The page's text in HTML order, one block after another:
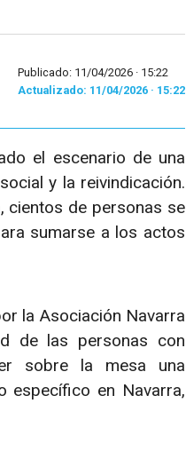
Publicado: 11/04/2026 · 15:22
Actualizado: 11/04/2026 · 15:22
el escenario de una
y la reivindicación.
cientos de personas se
sumarse a los actos
la Asociación Navarra
de las personas con
sobre la mesa una
específico en Navarra,